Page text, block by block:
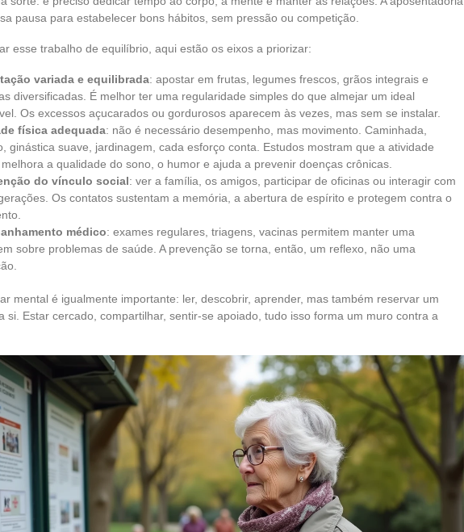
pausa para estabelecer bons hábitos, sem pressão ou competição.
esse trabalho de equilíbrio, aqui estão os eixos a priorizar:
variada e equilibrada: apostar em frutas, legumes frescos, grãos integrais e
diversificadas. É melhor ter uma regularidade simples do que almejar um ideal
Os excessos açucarados ou gordurosos aparecem às vezes, mas sem se instalar.
física adequada: não é necessário desempenho, mas movimento. Caminhada,
ginástica suave, jardinagem, cada esforço conta. Estudos mostram que a atividade
a qualidade do sono, o humor e ajuda a prevenir doenças crônicas.
do vínculo social: ver a família, os amigos, participar de oficinas ou interagir com
Os contatos sustentam a memória, a abertura de espírito e protegem contra o
médico: exames regulares, triagens, vacinas permitem manter uma
sobre problemas de saúde. A prevenção se torna, então, um reflexo, não uma
mental é igualmente importante: ler, descobrir, aprender, mas também reservar um
si. Estar cercado, compartilhar, sentir-se apoiado, tudo isso forma um muro contra a